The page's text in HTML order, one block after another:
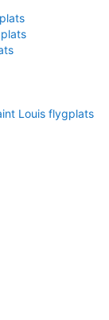
Louis flygplats